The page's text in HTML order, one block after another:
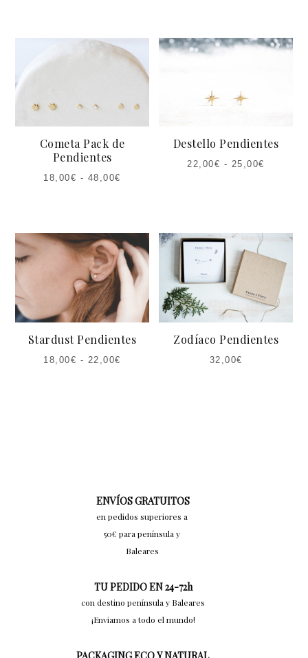
Cometa Pack de
Pendientes
18,00€ - 48,00€
Destello Pendientes
22,00€ - 25,00€
Stardust Pendientes
18,00€ - 22,00€
Zodíaco Pendientes
32,00€
ENVÍOS GRATUITOS
en pedidos superiores a
50€ para península y
Baleares
TU PEDIDO EN 24-72h
con destino península y Baleares
¡Enviamos a todo el mundo!